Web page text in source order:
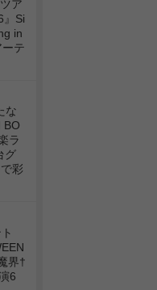
ア
』Si
in
テ
な
BO
ラ
グ
彩
界†
6